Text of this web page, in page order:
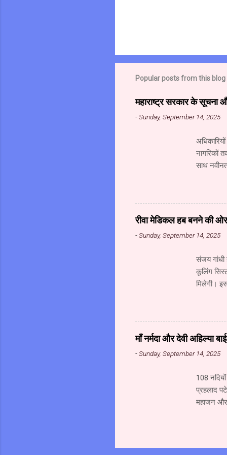
Popular posts from this blog
महाराष्ट्र सरकार के सूचना
-Sunday, September 14, 2025
नागरिकों
साथ
संस्थान
गोविंद
संचालक
सूचना
मध्यप्रदेश
रीवा मेडिकल हब बनने की
-Sunday, September 14, 2025
संजय गांधी
कूलिंग
मिलेगी।
का
रही है।
के विकास
किए गए हैं।
है। य...
माँ नर्मदा और देवी अहिल्या
-Sunday, September 14, 2025
108
प्रहलाद
महाजन और
अत्यंत
पर